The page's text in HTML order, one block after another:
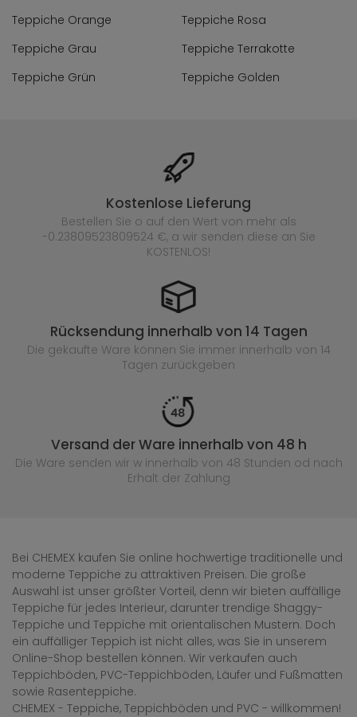
Teppiche Orange
Teppiche Rosa
Teppiche Grau
Teppiche Terrakotte
Teppiche Grün
Teppiche Golden
Kostenlose Lieferung
Bestellen Sie o auf den Wert von mehr als
-0.23809523809524 €, a wir senden diese an Sie
KOSTENLOS!
Rücksendung innerhalb von 14 Tagen
Die gekaufte Ware können Sie immer innerhalb von 14
Tagen zurückgeben
Versand der Ware innerhalb von 48 h
Die Ware senden wir w innerhalb von 48 Stunden od nach
Erhalt der Zahlung
Bei CHEMEX kaufen Sie online hochwertige traditionelle und
moderne Teppiche zu attraktiven Preisen. Die große
Auswahl ist unser größter Vorteil, denn wir bieten auffällige
Teppiche für jedes Interieur, darunter trendige Shaggy-
Teppiche und Teppiche mit orientalischen Mustern. Doch
ein auffälliger Teppich ist nicht alles, was Sie in unserem
Online-Shop bestellen können. Wir verkaufen auch
Teppichböden, PVC-Teppichböden, Läufer und Fußmatten
sowie Rasenteppiche.
CHEMEX - Teppiche, Teppichböden und PVC - willkommen!